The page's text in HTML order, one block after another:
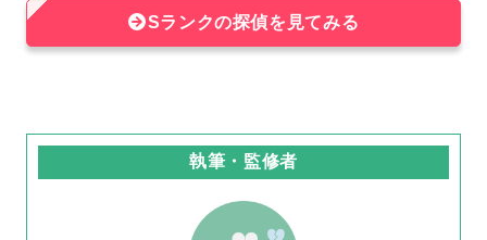
Sランクの探偵を見てみる
執筆・監修者